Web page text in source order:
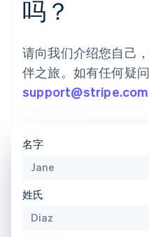
吗？
请向我们介绍您自己
伴之旅。如有任何疑
support@stripe.com
名字
姓氏
阿联酋
爱尔兰
English